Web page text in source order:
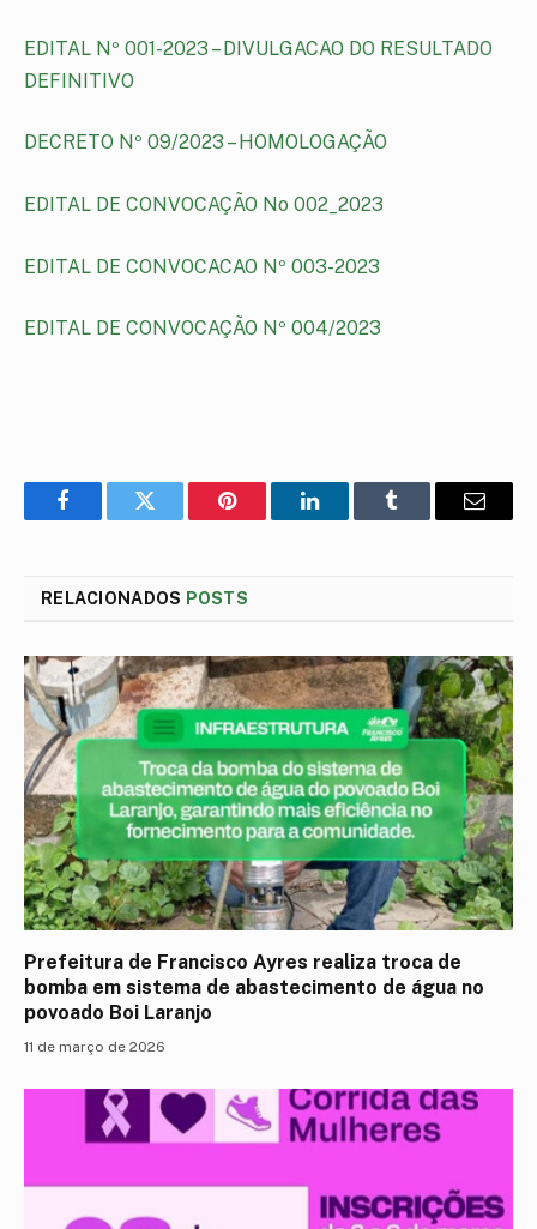
EDITAL Nº 001-2023 – DIVULGACAO DO RESULTADO
DEFINITIVO
DECRETO Nº 09/2023 – HOMOLOGAÇÃO
EDITAL DE CONVOCAÇÃO No 002_2023
EDITAL DE CONVOCACAO Nº 003-2023
EDITAL DE CONVOCAÇÃO Nº 004/2023
FacebookTwitter Pinterest LinkedInTumblr
E-
RELACIONADOS POSTS
Prefeitura de Francisco Ayres realiza troca de
bomba em sistema de abastecimento de água no
povoado Boi Laranjo
11 de março de 2026